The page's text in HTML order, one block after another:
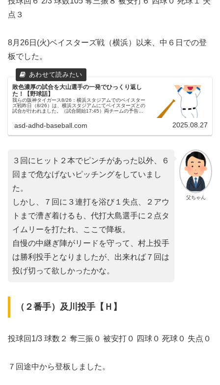
点３
8月26日(火)ベイスターズ戦（横浜）以来、中６日での登
板でした。
敗色濃厚の試合を大山選手の一発でひっくり返し
た！【野球話】
我らの阪神タイガース8/26：横浜スタジアムでのベイスター
ズ戦昨日（8/26）は、横浜スタジアムにてベイスターズとの
試合が行われました。（試合開始17:45）両チームの予告先
asd-adhd-baseball.com 2025.08.27
父ちゃん
３回にヒット２本でピンチがあった以外、６
回まで危なげないピッチングをしていまし
た。
しかし、７回に３連打を浴び１失点、２アウ
トまで漕ぎ着けるも、代打大島選手に２点タ
イムリーを打たれ、ここで降板。
自慢の中継ぎ陣がリードを守って、村上投手
は勝利投手となりましたが、出来れば７回は
投げ切って欲しかったかな。
（２番手）及川投手【Ｈ】
投球回1/3 球数２ 奪三振０ 被安打０ 四球０ 死球０ 失点０
７回途中から登板しました。